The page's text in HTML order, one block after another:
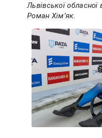
Львівської обласної
Роман Хімʼяк.